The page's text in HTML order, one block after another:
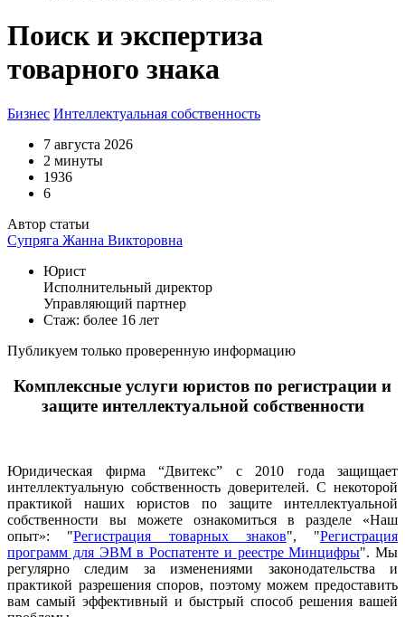
Поиск и экспертиза
товарного знака
Бизнес Интеллектуальная собственность
7 августа 2026
2 минуты
1936
6
Автор статьи
Супряга Жанна Викторовна
Юрист
Исполнительный директор
Управляющий партнер
Стаж: более 16 лет
Публикуем только проверенную информацию
Комплексные услуги юристов по регистрации и
защите интеллектуальной собственности
Юридическая фирма “Двитекс” с 2010 года защищает
интеллектуальную собственность доверителей. С некоторой
практикой наших юристов по защите интеллектуальной
собственности вы можете ознакомиться в разделе «Наш
опыт»: "Регистрация товарных знаков", "Регистрация
программ для ЭВМ в Роспатенте и реестре Минцифры". Мы
регулярно следим за изменениями законодательства и
практикой разрешения споров, поэтому можем предоставить
вам самый эффективный и быстрый способ решения вашей